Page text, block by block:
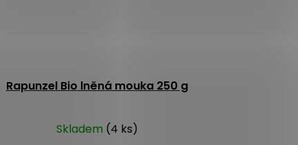
Rapunzel Bio lněná mouka 250 g
Skladem (4 ks)